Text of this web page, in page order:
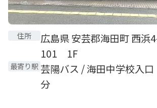
住所
広島県 安芸郡海田町 西
101 1F
最寄り駅 芸陽バス / 海田中学校入
分